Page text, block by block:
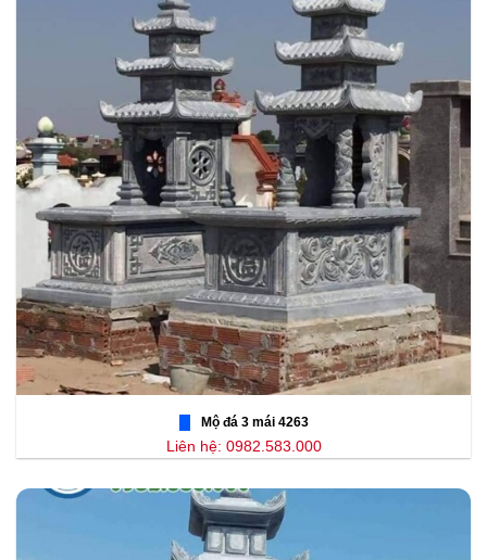
Mộ đá 3 mái 4263
Liên hệ: 0982.583.000